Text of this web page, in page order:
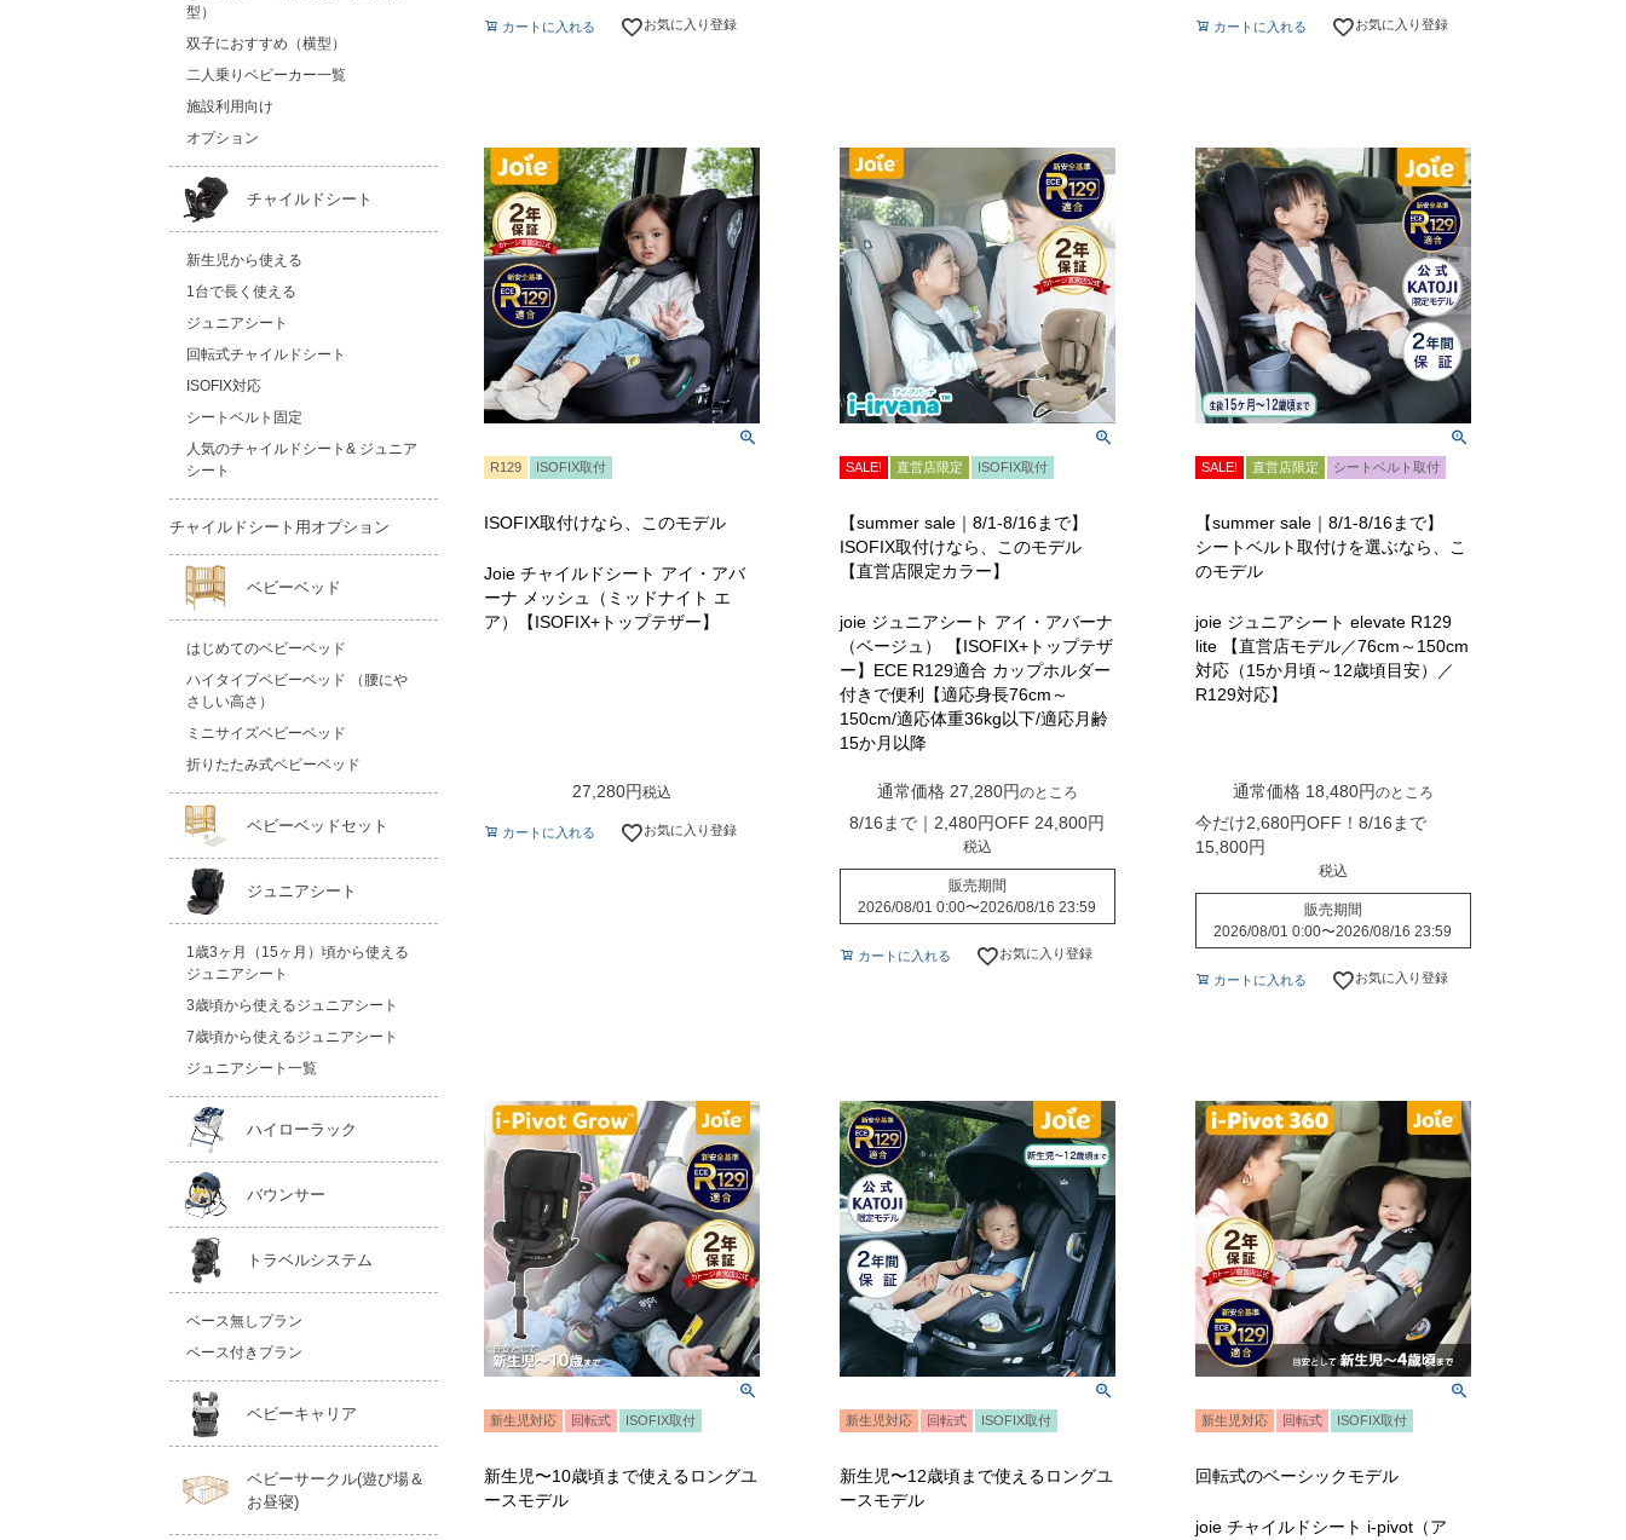
型）
双子におすすめ（横型）
二人乗りベビーカー一覧
施設利用向け
オプション
チャイルドシート
新生児から使える
1台で長く使える
ジュニアシート
回転式チャイルドシート
ISOFIX対応
シートベルト固定
人気のチャイルドシート& ジュニア
シート
チャイルドシート用オプション
ベビーベッド
はじめてのベビーベッド
ハイタイプベビーベッド （腰にや
さしい高さ）
ミニサイズベビーベッド
折りたたみ式ベビーベッド
ベビーベッドセット
ジュニアシート
1歳3ヶ月（15ヶ月）頃から使える
ジュニアシート
3歳頃から使えるジュニアシート
7歳頃から使えるジュニアシート
ジュニアシート一覧
ハイローラック
バウンサー
トラベルシステム
ベース無しプラン
ベース付きプラン
ベビーキャリア
ベビーサークル(遊び場＆
お昼寝)
カートに入れる お気に入り登録 カートに入れる お気に入り登録
R129 ISOFIX取付
ISOFIX取付けなら、このモデル
Joie チャイルドシート アイ・アバ
ーナ メッシュ（ミッドナイト エ
ア）【ISOFIX+トップテザー】
27,280 税込
カートに入れる お気に入り登録
SALE! 直営店限定 ISOFIX取付
【summer sale｜8/1-8/16まで】
ISOFIX取付けなら、このモデル
【直営店限定カラー】
joie ジュニアシート アイ・アバーナ
（ベージュ） 【ISOFIX+トップテザ
ー】ECE R129適合 カップホルダー
付きで便利【適応身長76cm～
150cm/適応体重36kg以下/適応月齢
15か月以降
通常価格 27,280 のところ
8/16まで｜2,480円OFF 24,800
税込
販売期間
2026/08/01 0:00〜2026/08/16 23:59
カートに入れる お気に入り登録
SALE! 直営店限定 シートベルト取付
【summer sale｜8/1-8/16まで】
シートベルト取付けを選ぶなら、こ
のモデル
joie ジュニアシート elevate R129
lite 【直営店モデル／76cm～150cm
対応（15か月頃～12歳頃目安）／
R129対応】
通常価格 18,480 のところ
今だけ2,680円OFF！8/16まで
15,800
税込
販売期間
2026/08/01 0:00〜2026/08/16 23:59
カートに入れる お気に入り登録
新生児対応 回転式 ISOFIX取付
新生児〜10歳頃まで使えるロングユ
ースモデル
新生児対応 回転式 ISOFIX取付
新生児〜12歳頃まで使えるロングユ
ースモデル
新生児対応 回転式 ISOFIX取付
回転式のベーシックモデル
joie チャイルドシート i-pivot（ア